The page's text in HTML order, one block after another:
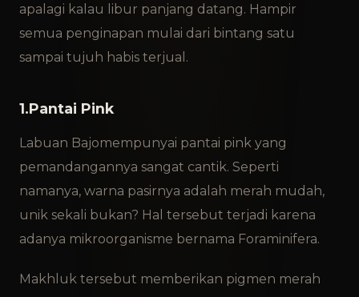
apalagi kalau libur panjang datang. Hampir
semua penginapan mulai dari bintang satu
sampai tujuh habis terjual.
1.Pantai Pink
Labuan Bajomempunyai pantai pink yang
pemandangannya sangat cantik. Seperti
namanya, warna pasirnya adalah merah mudah,
unik sekali bukan? Hal tersebut terjadi karena
adanya mikroorganisme bernama Foraminifera.
Makhluk tersebut memberikan pigmen merah